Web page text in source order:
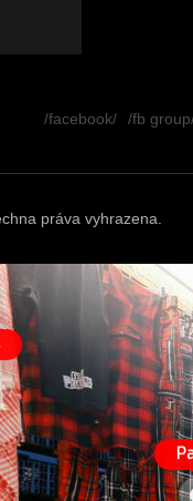
/facebook/ /fb
práva vyhrazena.